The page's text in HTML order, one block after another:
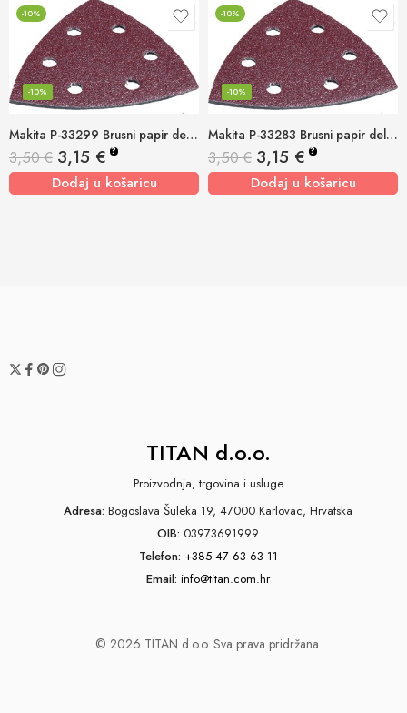
-10%
Makita P-33299 Brusni papir delta 94mm K120 (pk/10kom)
-10%
3,50€ 3,15 € ?
Dodaj u košaricu
-10%
Makita P-33283 Brusni papir delta 94mm K100 (pk/10kom)
-10%
3,50€ 3,15 € ?
Dodaj u košaricu
TITAN d.o.o.
Proizvodnja, trgovina i usluge
Adresa: Bogoslava Šuleka 19, 47000 Karlovac, Hrvatska
OIB: 03973691999
Telefon: +385 47 63 63 11
Email: info@titan.com.hr
© 2026 TITAN d.o.o. Sva prava pridržana.